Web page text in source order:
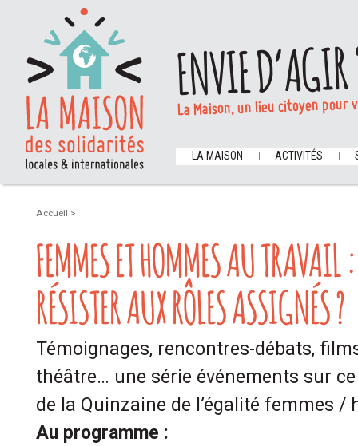
ENVIE
La Maison, un lieu citoyen
LA MAISON ACTIVITÉS
Accueil >
FEMMES ET HOMMES AU
RÉSISTER AUX RÔLES ASSIGNÉS ?
Témoignages, rencontres-débats,
théâtre… une série événements sur
de la Quinzaine de l’égalité femmes /
Au programme :